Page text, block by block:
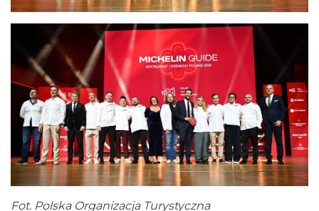
Fot. Polska Organizacja Turystyczna